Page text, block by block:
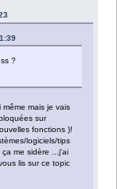
?
mais je vais
sur
fonctions )!
logiciels/tips
me sidère ...j'ai
lis sur ce topic